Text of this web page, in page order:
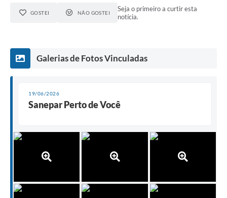
GOSTEI NÃO GOSTEI
Seja o primeiro a curtir esta
notícia.
Galerias de Fotos Vinculadas
19/06/2026
Sanepar Perto de Você